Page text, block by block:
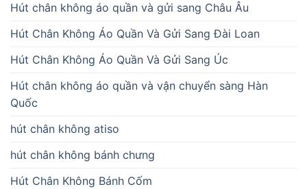
Hút chân không áo quần và gửi sang Châu Âu
Hút Chân Không Áo Quần Và Gửi Sang Đài Loan
Hút Chân Không Áo Quần Và Gửi Sang Úc
Hút chân không áo quần và vận chuyển sàng Hàn
Quốc
hút chân không atiso
hút chân không bánh chưng
Hút Chân Không Bánh Cốm